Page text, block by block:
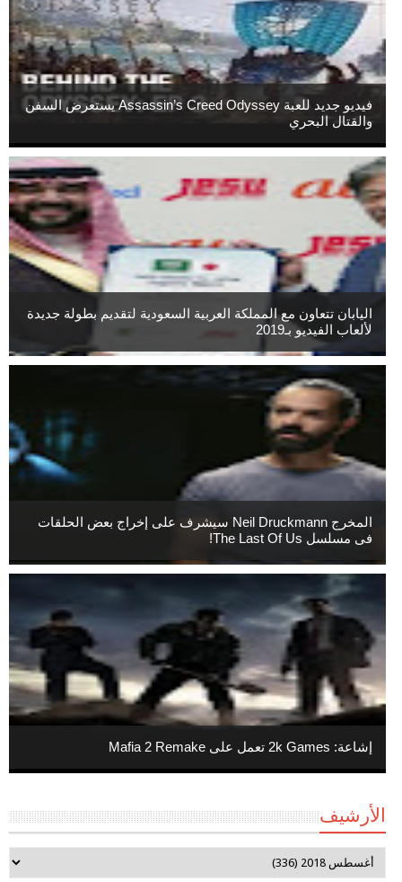
فيديو جديد للعبة Assassin’s Creed Odyssey يستعرض السفن
والقتال البحري
اليابان تتعاون مع المملكة العربية السعودية لتقديم بطولة جديدة
لألعاب الفيديو بـ2019
المخرج Neil Druckmann سيشرف على إخراج بعض الحلقات
فى مسلسل The Last Of Us!
إشاعة: 2k Games تعمل على Mafia 2 Remake
الأرشيف